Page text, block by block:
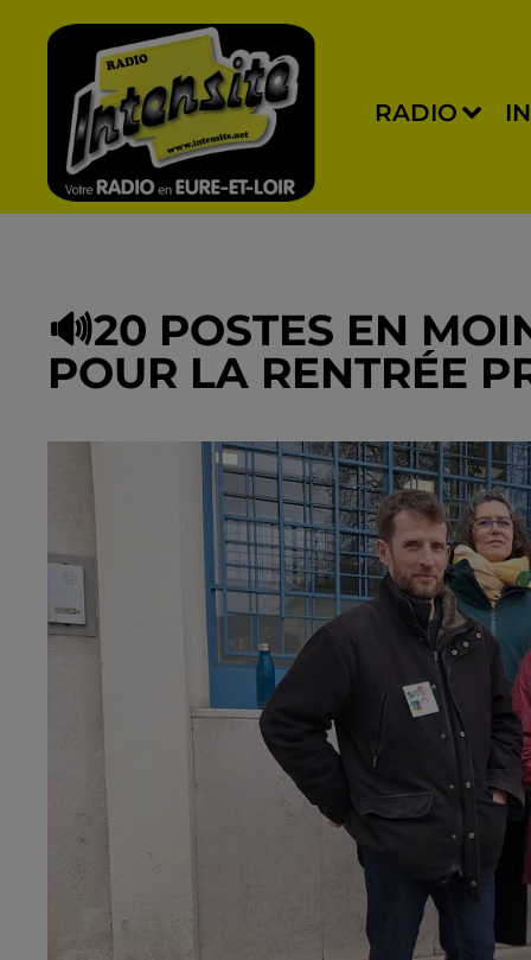
RADIO
🔊20 POSTES EN
POUR LA RENTRÉE